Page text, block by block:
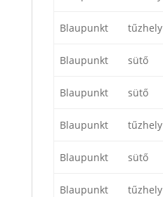
Blaupunkt tűzhely
Blaupunkt sütő
Blaupunkt sütő
Blaupunkt tűzhely
Blaupunkt sütő
Blaupunkt tűzhely